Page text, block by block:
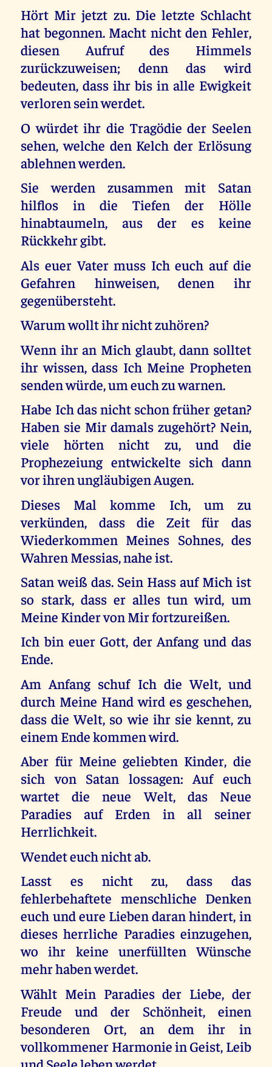
Hört Mir jetzt zu. Die letzte Schlacht
hat begonnen. Macht nicht den Fehler,
diesen Aufruf des Himmels
zurückzuweisen; denn das wird
bedeuten, dass ihr bis in alle Ewigkeit
verloren sein werdet.
O würdet ihr die Tragödie der Seelen
sehen, welche den Kelch der Erlösung
ablehnen werden.
Sie werden zusammen mit Satan
hilflos in die Tiefen der Hölle
hinabtaumeln, aus der es keine
Rückkehr gibt.
Als euer Vater muss Ich euch auf die
Gefahren hinweisen, denen ihr
gegenübersteht.
Warum wollt ihr nicht zuhören?
Wenn ihr an Mich glaubt, dann solltet
ihr wissen, dass Ich Meine Propheten
senden würde, um euch zu warnen.
Habe Ich das nicht schon früher getan?
Haben sie Mir damals zugehört? Nein,
viele hörten nicht zu, und die
Prophezeiung entwickelte sich dann
vor ihren ungläubigen Augen.
Dieses Mal komme Ich, um zu
verkünden, dass die Zeit für das
Wiederkommen Meines Sohnes, des
Wahren Messias, nahe ist.
Satan weiß das. Sein Hass auf Mich ist
so stark, dass er alles tun wird, um
Meine Kinder von Mir fortzureißen.
Ich bin euer Gott, der Anfang und das
Ende.
Am Anfang schuf Ich die Welt, und
durch Meine Hand wird es geschehen,
dass die Welt, so wie ihr sie kennt, zu
einem Ende kommen wird.
Aber für Meine geliebten Kinder, die
sich von Satan lossagen: Auf euch
wartet die neue Welt, das Neue
Paradies auf Erden in all seiner
Herrlichkeit.
Wendet euch nicht ab.
Lasst es nicht zu, dass das
fehlerbehaftete menschliche Denken
euch und eure Lieben daran hindert, in
dieses herrliche Paradies einzugehen,
wo ihr keine unerfüllten Wünsche
mehr haben werdet.
Wählt Mein Paradies der Liebe, der
Freude und der Schönheit, einen
besonderen Ort, an dem ihr in
vollkommener Harmonie in Geist, Leib
und Seele leben werdet.